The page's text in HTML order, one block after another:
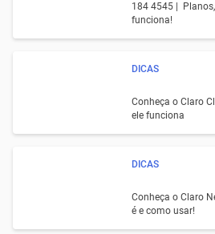
184 4545 |
funciona!
DICAS
Conheça o Claro
ele funciona
DICAS
Conheça o Claro
é e como usar!